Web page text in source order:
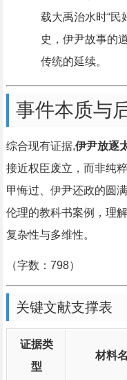
载大禹治水时“民
史，伊尹故事的
传统的延续。
事件本质与
综合现有证据,伊尹放逐
接近权臣废立，而非纯
甲悔过、伊尹还政的圆
伦理的教科书案例，理
复杂性与多维性。
（字数：798）
关键文献支撑表
证据类
型
材料